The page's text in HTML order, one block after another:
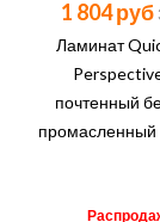
1 804 руб
Ламинат
почтенный
промасленный